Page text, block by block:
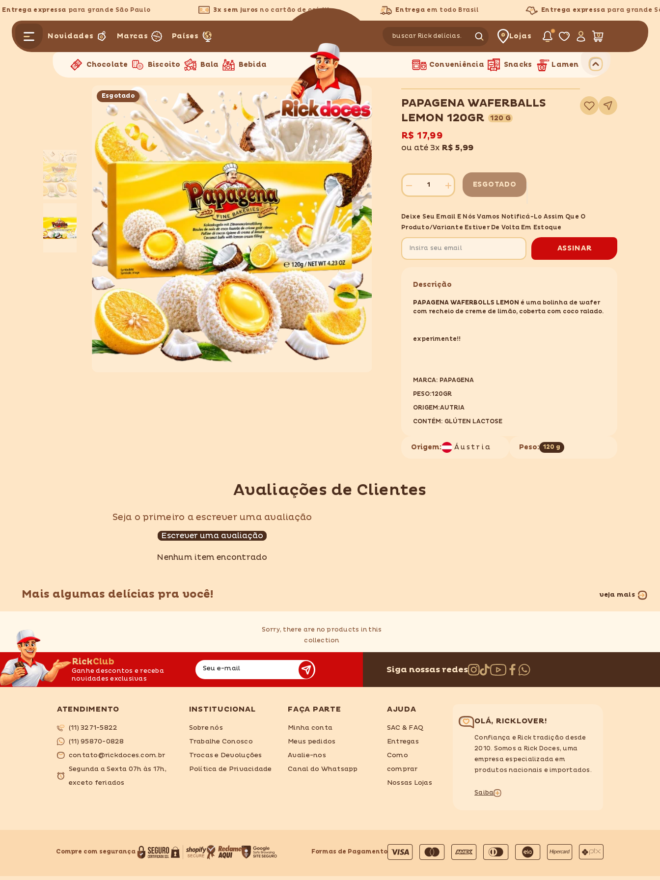
expressapara grande São Paulo 3x sem jurosno cartão de crédito Entregaem todo Brasil Entrega expressa para grande São
Novidades Marcas Países Lojas 00
Chocolate Biscoito Bala Bebida Conveniência Snacks Lamen
Esgotado
PAPAGENA WAFERBALLS
LEMON 120GR
120 G
Adicionar
à
lista
R$ 17,99
ou até 3x R$ 5,99
Diminuir
quantidade
WAFERBALLS
LEMON
Aumentar
quantidade
WAFERBALLS
LEMON
ESGOTADO
Deixe Seu Email E Nós Vamos Notificá-Lo Assim Que O
Produto/variante Estiver De Volta Em Estoque
ASSINAR
Descrição
PAPAGENA WAFERBOLLS LEMON é uma bolinha de wafer
com recheio de creme de limão, coberta com coco ralado.
experimente!!
MARCA: PAPAGENA
PESO:120GR
ORIGEM:AUTRIA
CONTÉM: GLÚTEN LACTOSE
Origem: Áustria Peso: 120 g
Avaliações de Clientes
Seja o primeiro a escrever uma avaliação
Escrever uma avaliação
Nenhum item encontrado
Mais algumas delícias pra você! veja mais
Sorry, there are no products in this
collection
RickClub
Ganhe descontos e receba
novidades exclusivas
Seu e-mail Siga nossas redes
ATENDIMENTO
(11) 3271-5822
(11) 95870-0828
contato@rickdoces.com.br
Segunda a Sexta 07h às 17h,
exceto feriados
INSTITUCIONAL
Sobre nós
Trabalhe Conosco
Trocas e Devoluções
Política de Privacidade
FAÇA PARTE
Minha conta
Meus pedidos
Avalie-nos
Canal do Whatsapp
AJUDA
SAC & FAQ
Entregas
Como
comprar
Nossas Lojas
OLÁ, RICKLOVER!
Confiança e Rick tradição desde
2010. Somos a Rick Doces, uma
empresa especializada em
produtos nacionais e importados.
Saiba
Compre com segurança Formas de Pagamento